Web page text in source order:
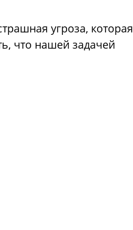
угроза, которая
что нашей задачей